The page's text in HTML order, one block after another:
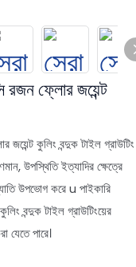
রজন ফ্লোর জয়েন্ট
কুলিং বন্দুক টাইল গ্রাউটিং
উপস্থিতি ইত্যাদির ক্ষেত্রে
উপভোগ করে u পাইকারি
বন্দুক টাইল গ্রাউটিংয়ের
পারে।